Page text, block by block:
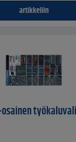
artikkeliin